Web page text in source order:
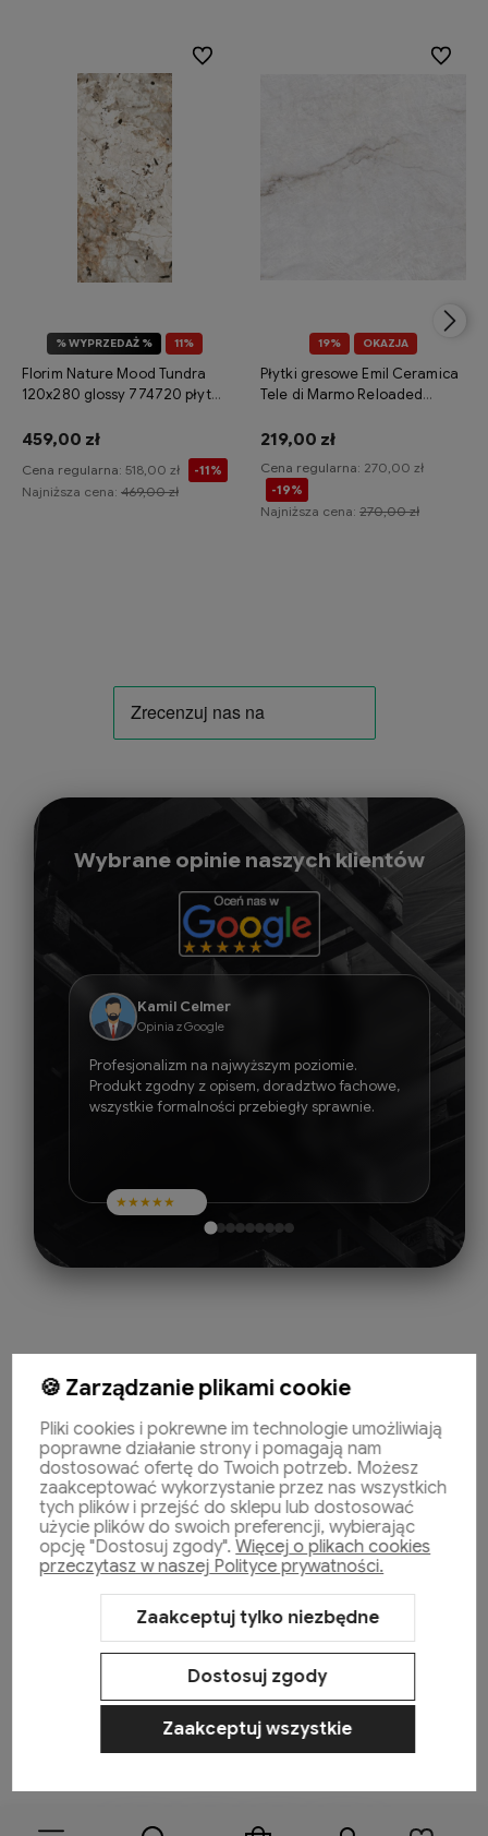
11%
OKAZJA
% WYPRZEDAŻ %
Florim Nature Mood Tundra
120x280 glossy 774720 płytka
459,00 zł
Cena regularna: 518,00 zł -11%
Najniższa cena: 469,00 zł
Do ulubionych
19% OKAZJA
Płytki gresowe Emil Ceramica
Tele di Marmo Reloaded
219,00 zł
Cena regularna: 270,00 zł
-19%
Najniższa cena: 270,00 zł
Do
Wybrane opinie naszych klientów
Kamil Celmer
Opinia z Google
Profesjonalizm na najwyższym poziomie.
Produkt zgodny z opisem, doradztwo fachowe,
wszystkie formalności przebiegły sprawnie.
★★★★★
Pomoc
Moje konto
Płatności i dostawa
Informacje
🍪 Zarządzanie plikami cookie
Pliki cookies i pokrewne im technologie umożliwiają
poprawne działanie strony i pomagają nam
dostosować ofertę do Twoich potrzeb. Możesz
zaakceptować wykorzystanie przez nas wszystkich
tych plików i przejść do sklepu lub dostosować
użycie plików do swoich preferencji, wybierając
opcję "Dostosuj zgody". Więcej o plikach cookies
przeczytasz w naszej Polityce prywatności.
Zaakceptuj tylko niezbędne
Dostosuj zgody
Zaakceptuj wszystkie